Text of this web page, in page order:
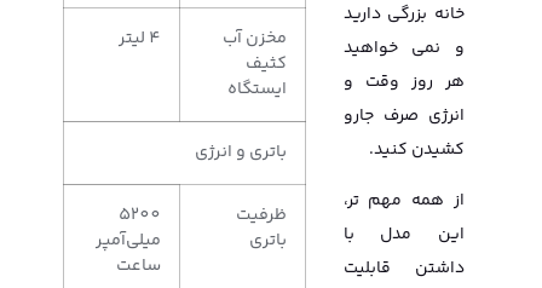
خانه بزرگی دارید
و نمی خواهید
هر روز وقت و
انرژی صرف جارو
کشیدن کنید.
از همه مهم تر،
این مدل با
داشتن قابلیت
مخزن آب
کثیف
ایستگاه
4 لیتر
باتری و انرژی
ظرفیت
باتری
5200
میلی‌آمپر
ساعت